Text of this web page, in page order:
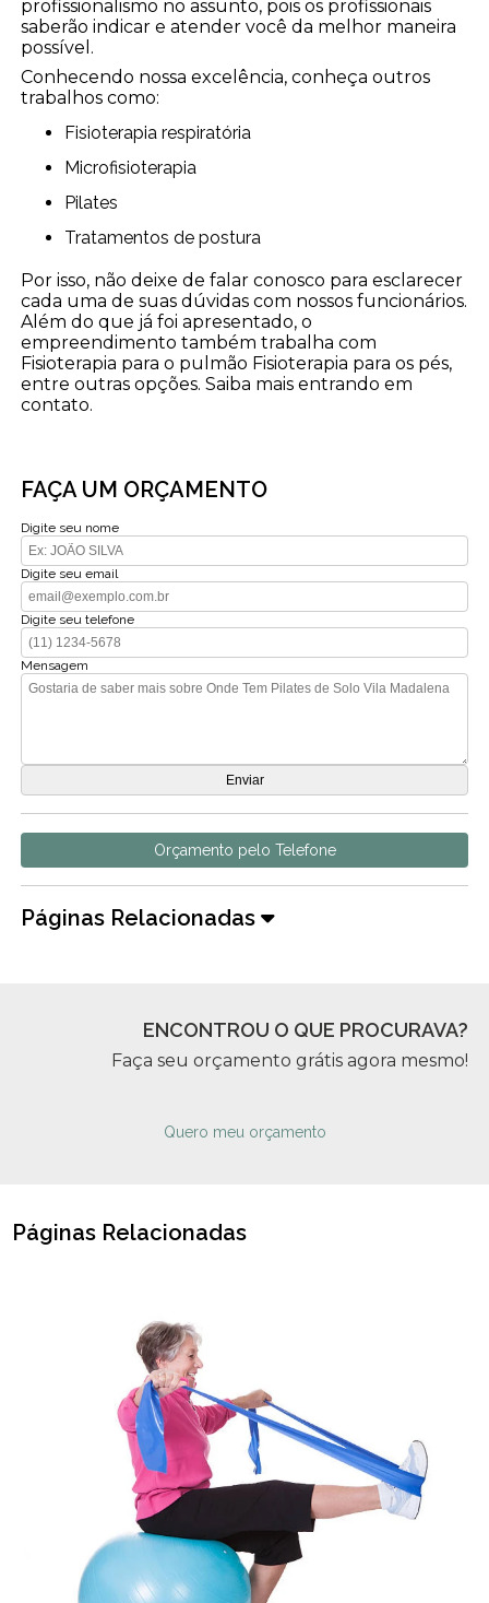
profissionalismo no assunto, pois os profissionais
saberão indicar e atender você da melhor maneira
possível.
Conhecendo nossa excelência, conheça outros
trabalhos como:
Fisioterapia respiratória
Microfisioterapia
Pilates
Tratamentos de postura
Por isso, não deixe de falar conosco para esclarecer
cada uma de suas dúvidas com nossos funcionários.
Além do que já foi apresentado, o
empreendimento também trabalha com
Fisioterapia para o pulmão Fisioterapia para os pés,
entre outras opções. Saiba mais entrando em
contato.
FAÇA UM ORÇAMENTO
Digite seu nome
Digite seu email
Digite seu telefone
Mensagem
Orçamento pelo Telefone
Páginas Relacionadas
ENCONTROU O QUE PROCURAVA?
Faça seu orçamento grátis agora mesmo!
Quero meu orçamento
Páginas Relacionadas